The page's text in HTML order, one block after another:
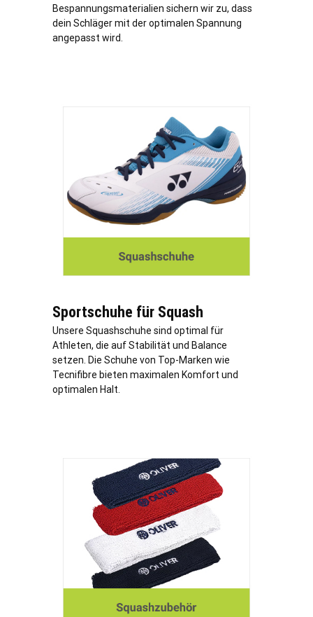
Bespannungsmaterialien sichern wir zu, dass
dein Schläger mit der optimalen Spannung
angepasst wird.
Sportschuhe für Squash
Unsere Squashschuhe sind optimal für
Athleten, die auf Stabilität und Balance
setzen. Die Schuhe von Top-Marken wie
Tecnifibre bieten maximalen Komfort und
optimalen Halt.